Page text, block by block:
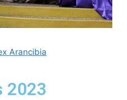
Arancibia
2023